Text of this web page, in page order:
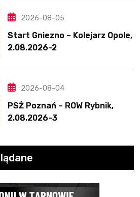
2026-08-05
Start Gniezno – Kolejarz Opole,
2.08.2026-2
2026-08-04
PSŻ Poznań – ROW Rybnik,
2.08.2026-3